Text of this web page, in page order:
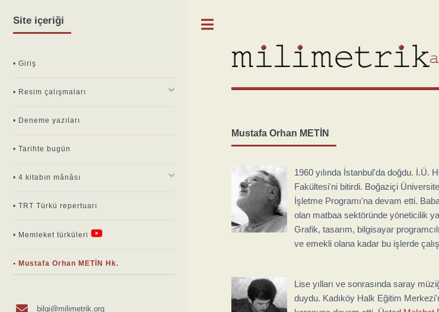
Mustafa Orhan METİN
1960 yılında İstanbul'da doğdu. İ.Ü.
Fakültesi'ni bitirdi. Boğaziçi
İşletme Programı'na devam etti.
olan matbaa sektöründe yöneticilik
Grafik, tasarım, bilgisayar
ve emekli olana kadar bu işlerde
Lise yılları ve sonrasında saray
duydu. Kadıköy Halk Eğitim
Site içeriği
• Giriş
• Resim çalışmaları
• Deneme yazıları
• Tarihte bugün
• 4 kitabın mânâsı
• TRT Türkü repertuarı
• Memleket türküleri
• Mustafa Orhan METİN Hk.
bilgi@milimetrik.org